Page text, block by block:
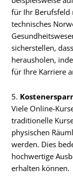
für Ihr Berufsfeld
technisches
sicherstellen,
herausholen,
für Ihre Karriere
5.
Viele Online-
traditionelle
physischen
werden. Dies
hochwertige
erhalten können.